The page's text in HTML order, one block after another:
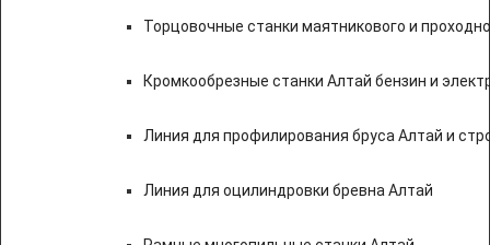
Торцовочные станки маятникового и
Кромкообрезные станки Алтай бензин и
Линия для профилирования бруса Алтай и
Линия для оцилиндровки бревна Алтай